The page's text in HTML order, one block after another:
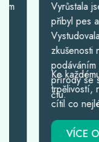
Vyrůstala jsem
přibyl pes a
Vystudovala
zkušenosti
podáváním
přírody se
Ke každému
trpělivostí,
cítil co nejlépe.
VÍCE O